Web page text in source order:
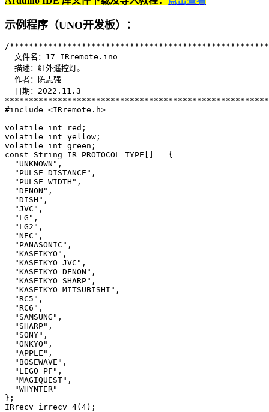
示例程序（UNO开发板）：
/
  文件名：17_IRremote.ino
  描述：红外遥控灯。
  作者：陈志强
  日期：2022.11.3
#include <IRremote.h>
volatile int red;
volatile int yellow;
volatile int green;
const String IR_PROTOCOL_TYPE[] = {
  "UNKNOWN",
  "PULSE_DISTANCE",
  "PULSE_WIDTH",
  "DENON",
  "DISH",
  "JVC",
  "LG",
  "LG2",
  "NEC",
  "PANASONIC",
  "KASEIKYO",
  "KASEIKYO_JVC",
  "KASEIKYO_DENON",
  "KASEIKYO_SHARP",
  "KASEIKYO_MITSUBISHI",
  "RC5",
  "RC6",
  "SAMSUNG",
  "SHARP",
  "SONY",
  "ONKYO",
  "APPLE",
  "BOSEWAVE",
  "LEGO_PF",
  "MAGIQUEST",
  "WHYNTER"
};
IRrecv irrecv_4(4);